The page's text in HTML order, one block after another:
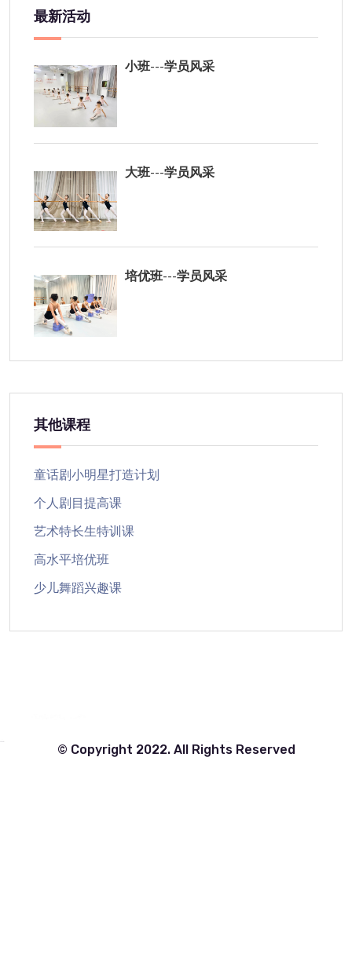
最新活动
小班---学员风采
大班---学员风采
培优班---学员风采
其他课程
童话剧小明星打造计划
个人剧目提高课
艺术特长生特训课
高水平培优班
少儿舞蹈兴趣课
© Copyright 2022. All Rights Reserved